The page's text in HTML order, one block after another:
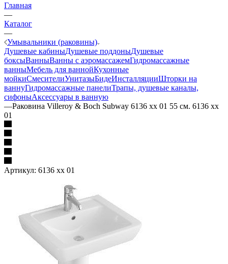
Главная
—
Каталог
—
Умывальники (раковины)
Душевые кабиныДушевые поддоныДушевые
боксыВанныВанны с аэромассажемГидромассажные
ванныМебель для ваннойКухонные
мойкиСмесителиУнитазыБидеИнсталляцииШторки на
ваннуГидромассажные панелиТрапы, душевые каналы,
сифоныАксессуары в ванную
—Раковина Villeroy & Boch Subway 6136 xx 01 55 см. 6136 xx
01
Артикул: 6136 xx 01